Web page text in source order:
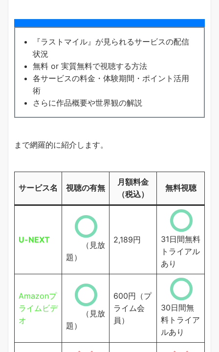
『ラストマイル』が見られるサービスの配信
状況
無料 or 実質無料で視聴する方法
各サービスの料金・体験期間・ポイント活用
術
さらに作品概要や世界観の解説
まで網羅的に紹介します。
サービス名 視聴の有無
月額料金
（税込）
無料視聴
U-NEXT
（見放
題）
2,189円
31日間無料
トライアル
あり
Amazonプ
ライムビデ
オ
（見放
題）
600円（プ
ライム会
員）
30日間無
料トライア
ルあり